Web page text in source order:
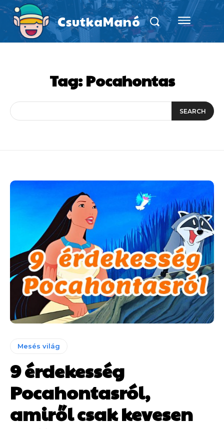
CsutkaManó
Tag:Pocahontas
SEARCH
Mesés világ
9 érdekesség
Pocahontasról,
amiről csak kevesen